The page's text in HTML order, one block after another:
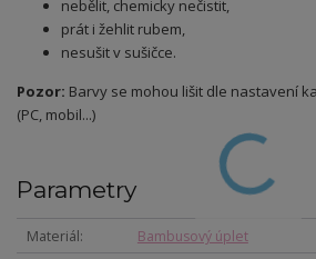
nebělit, chemicky nečistit,
prát i žehlit rubem,
nesušit v sušičce.
Pozor: Barvy se mohou lišit dle nastavení
(PC, mobil...)
Parametry
Materiál
Bambusový úplet